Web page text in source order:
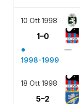
10 Ott 1998
1–0
●
—
1998-1999
18 Ott 1998
5–2